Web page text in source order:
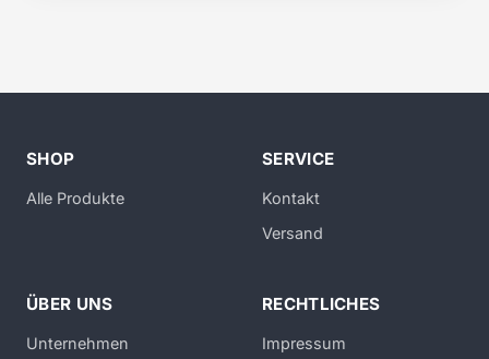
SHOP
Alle Produkte
SERVICE
Kontakt
Versand
ÜBER UNS
Unternehmen
RECHTLICHES
Impressum